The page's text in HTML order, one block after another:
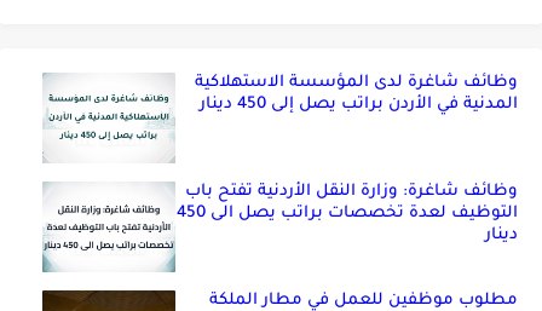
وظائف شاغرة لدى المؤسسة الاستهلاكية
المدنية في الأردن براتب يصل إلى 450 دينار
وظائف شاغرة: وزارة النقل الأردنية تفتح باب
التوظيف لعدة تخصصات براتب يصل الى 450
دينار
مطلوب موظفين للعمل في مطار الملكة